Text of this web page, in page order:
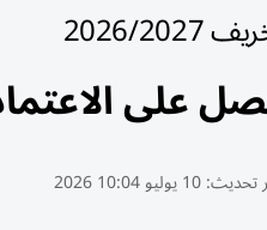
2027
على
تحديث:10 يوليو 10:04 2026